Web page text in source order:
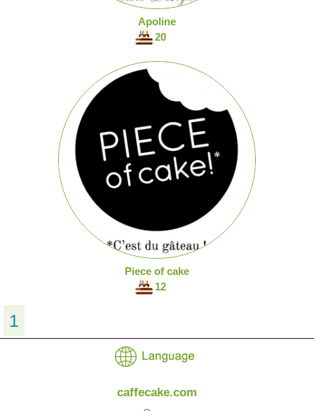
Apoline
20
Piece of cake
12
1
caffecake.com